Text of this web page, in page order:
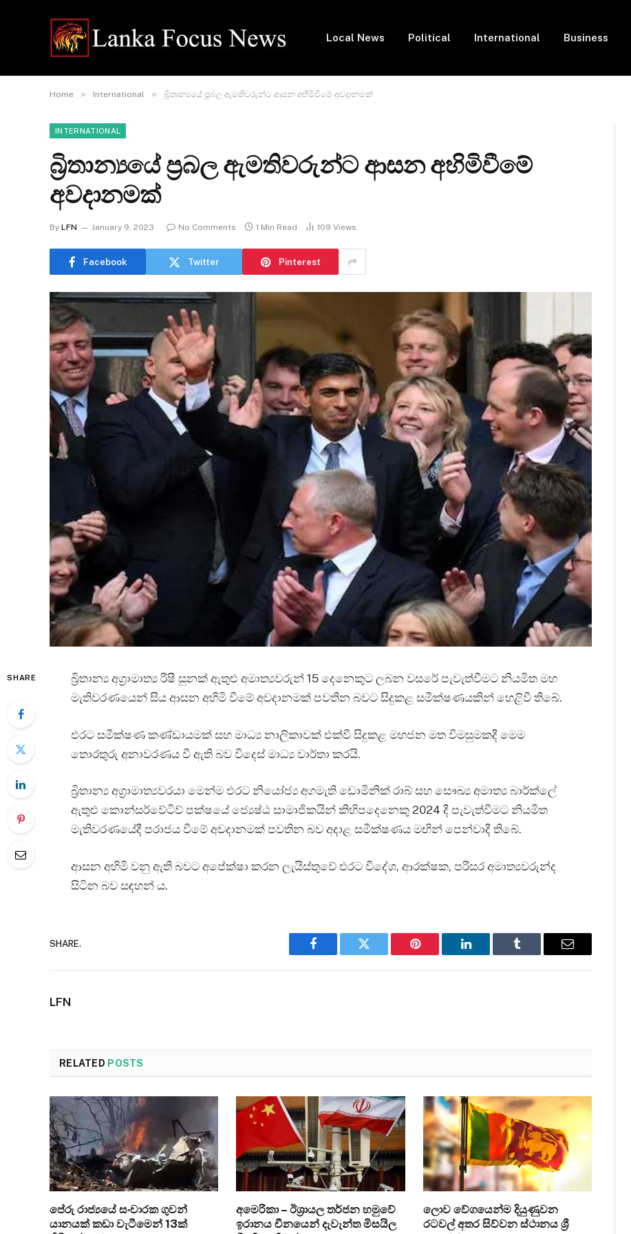
Local News Political International Business
Home » International » බ්‍රිතාන්‍යයේ ප්‍රබල ඇමතිවරුන්ට ආසන අහිමිවීමේ අවදානමක්
INTERNATIONAL
බ්‍රිතාන්‍යයේ ප්‍රබල ඇමතිවරුන්ට ආසන අහිමිවීමේ
අවදානමක්
By LFN January 9, 2023 No Comments 1 Min Read 109 Views
Facebook Twitter Pinterest
SHARE
බ්‍රිතාන්‍ය අග්‍රාමාත්‍ය රිෂී සුනක් ඇතුළු අමාත්‍යවරුන් 15 දෙනෙකුට ලබන වසරේ පැවැත්වීමට නියමිත මහ
මැතිවරණයෙන් සිය ආසන අහිමි වීමේ අවදානමක් පවතින බවට සිදුකළ සමීක්ෂණයකින් හෙළිවී තිබේ.
එරට සමීක්ෂණ කණ්ඩායමක් සහ මාධ්‍ය නාලිකාවක් එක්වී සිදුකළ මහජන මත විමසුමකදී මෙම
තොරතුරු අනාවරණය වී ඇති බව විදෙස් මාධ්‍ය වාර්තා කරයි.
බ්‍රිතාන්‍ය අග්‍රාමාත්‍යවරයා මෙන්ම එරට නියෝජ්‍ය අගමැති ඩොමිනික් රාබ් සහ සෞඛ්‍ය අමාත්‍ය බාර්ක්ලේ
ඇතුළු කොන්සර්වේටිව් පක්ෂයේ ජ්‍යෙෂ්ඨ සාමාජිකයින් කිහිපදෙනෙකු 2024 දී පැවැත්වීමට නියමිත
මැතිවරණයේදී පරාජය වීමේ අවදානමක් පවතින බව අදාළ සමීක්ෂණය මඟින් පෙන්වාදී තිබේ.
ආසන අහිමි වනු ඇති බවට අපේක්ෂා කරන ලැයිස්තුවේ එරට විදේශ, ආරක්ෂක, පරිසර අමාත්‍යවරුන්ද
සිටින බව සඳහන් ය.
SHARE.
Facebook Twitter Pinterest LinkedIn Tumblr Email
LFN
RELATED POSTS
පේරු රාජ්‍යයේ සංචාරක ගුවන්
යානයක් කඩා වැටීමෙන් 13ක්
අමෙරිකා – ඊශ්‍රායල තර්ජන හමුවේ
ඉරානය චීනයෙන් දැවැන්ත මිසයිල
ලොව වේගයෙන්ම දියුණුවන
රටවල් අතර සිව්වන ස්ථානය ශ්‍රී